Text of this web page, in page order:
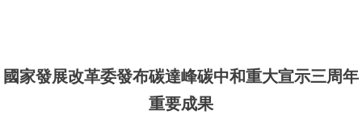
國家發展改革委發布碳達峰碳中和重大宣示三周年
重要成果